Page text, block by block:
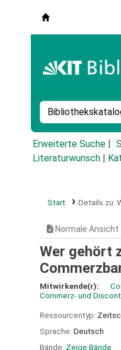
Suche im
Erweiterte Suche
Literaturwunsch
Start Details zu:
Normale Ansicht
Wer gehört
Mitwirkende(r):
Commerz- und
Ressourcentyp:
Sprache: Deutsch
Bände: Zeige Bände